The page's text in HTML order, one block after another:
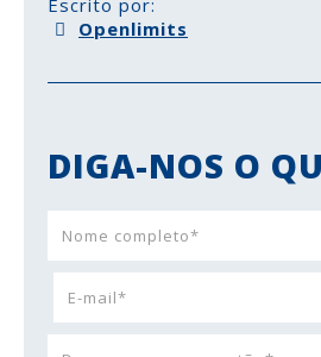
Openlimits
DIGA-NOS O